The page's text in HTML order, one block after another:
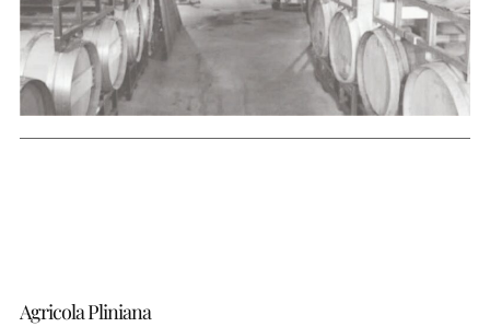
Agricola Pliniana